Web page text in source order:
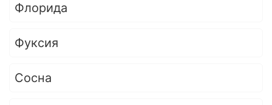
Флорида
Фуксия
Сосна